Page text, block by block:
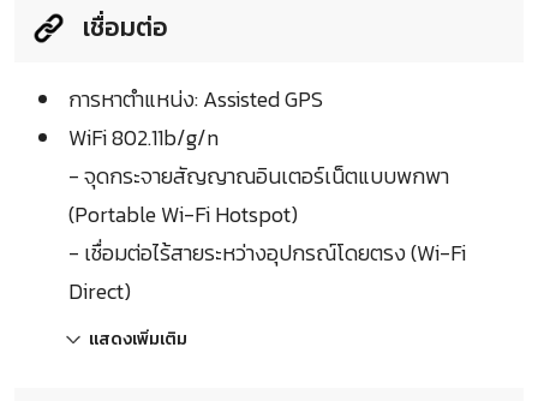
เชื่อมต่อ
การหาตำแหน่ง: Assisted GPS
WiFi 802.11b/g/n
- จุดกระจายสัญญาณอินเตอร์เน็ตแบบพกพา
(Portable Wi-Fi Hotspot)
- เชื่อมต่อไร้สายระหว่างอุปกรณ์โดยตรง (Wi-Fi
Direct)
แสดงเพิ่มเติม